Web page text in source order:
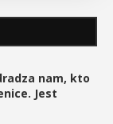
nam, kto
Jest